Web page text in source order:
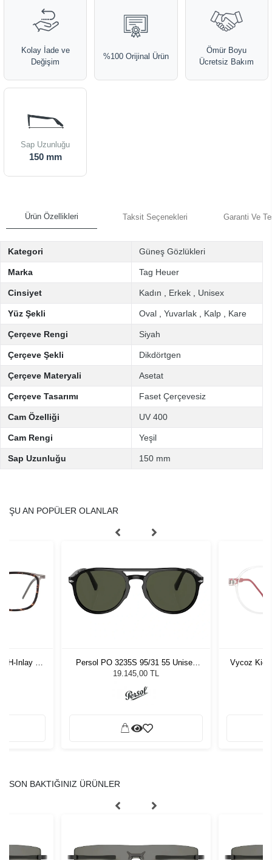
Kolay İade ve
Değişim
%100 Orijinal Ürün
Ömür Boyu
Ücretsiz Bakım
Sap Uzunluğu
150 mm
Ürün Özellikleri Taksit Seçenekleri Garanti Ve
Kategori Güneş Gözlükleri
Marka Tag Heuer
Cinsiyet Kadın Erkek Unisex
Yüz Şekli Oval Yuvarlak Kalp Kare
Çerçeve Rengi Siyah
Çerçeve Şekli Dikdörtgen
Çerçeve Materyali Asetat
Çerçeve Tasarımı Faset Çerçevesiz
Cam Özelliği UV 400
Cam Rengi Yeşil
Sap Uzunluğu 150 mm
ŞU AN POPÜLER OLANLAR
H-Inlay 53-
Persol PO 3235S 95/31 55 Unisex
Güneş Gözlüğü
19.145,00 TL
Vycoz Kids
SON BAKTIĞINIZ ÜRÜNLER